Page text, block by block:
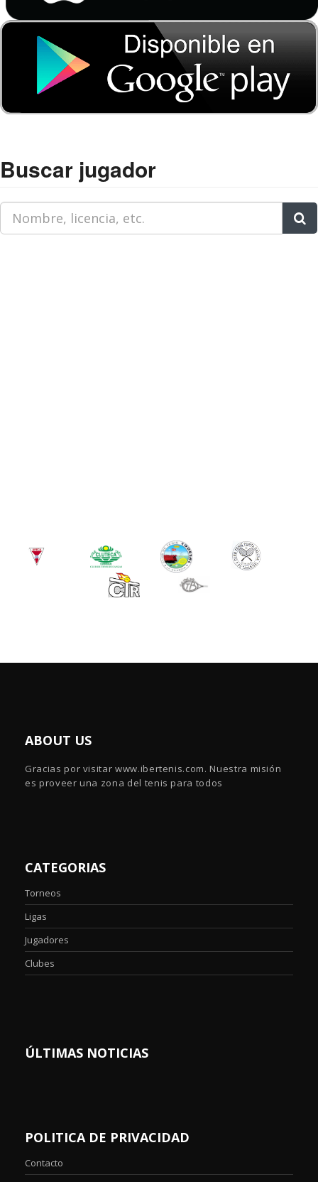
Buscar jugador
ABOUT US
Gracias por visitar www.ibertenis.com. Nuestra misión
es proveer una zona del tenis para todos
CATEGORIAS
Torneos
Ligas
Jugadores
Clubes
ÚLTIMAS NOTICIAS
POLITICA DE PRIVACIDAD
Contacto